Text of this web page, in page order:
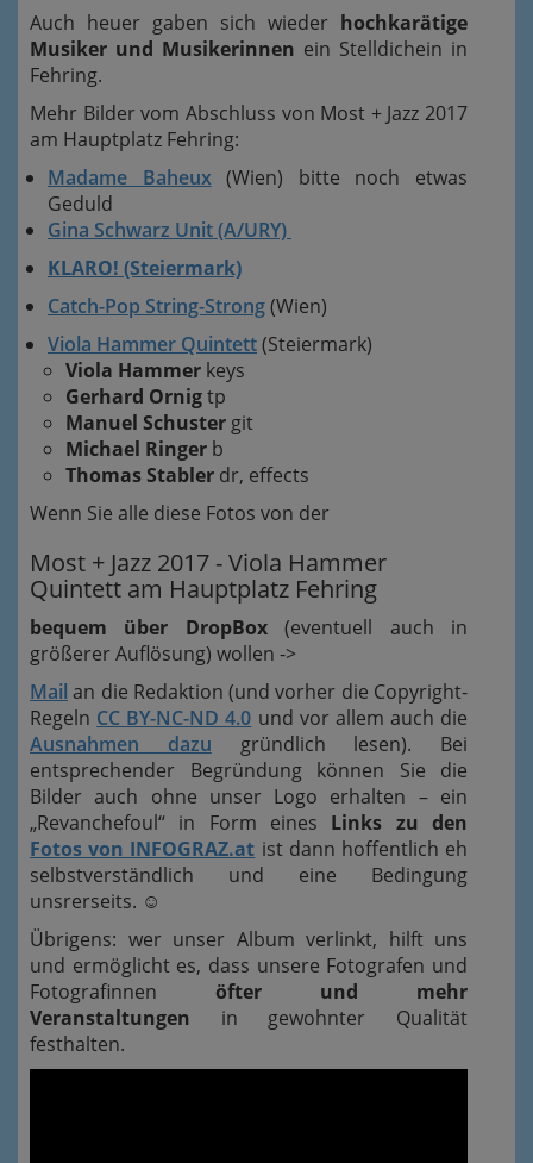
Auch heuer gaben sich wieder hochkarätige
Musiker und Musikerinnen ein Stelldichein in
Fehring.
Mehr Bilder vom Abschluss von Most + Jazz 2017
am Hauptplatz Fehring:
Madame Baheux(Wien) bitte noch etwas
Geduld
Gina Schwarz Unit (A/URY)
KLARO! (Steiermark)
Catch-Pop String-Strong(Wien)
Viola Hammer Quintett(Steiermark)
Viola Hammer keys
Gerhard Ornigtp
Manuel Schuster git
Michael Ringer b
Thomas Stabler dr, effects
Wenn Sie alle diese Fotos von der
Most + Jazz 2017 - Viola Hammer
Quintett am Hauptplatz Fehring
bequem über DropBox(eventuell auch in
größerer Auflösung) wollen ->
Mail an die Redaktion (und vorher die Copyright-
Regeln CC BY-NC-ND 4.0 und vor allem auch die
Ausnahmen dazu gründlich lesen). Bei
entsprechender Begründung können Sie die
Bilder auch ohne unser Logo erhalten – ein
„Revanchefoul“ in Form eines Links zu den
Fotos von INFOGRAZ.at ist dann hoffentlich eh
selbstverständlich und eine Bedingung
unsrerseits. ☺
Übrigens: wer unser Album verlinkt, hilft uns
und ermöglicht es, dass unsere Fotografen und
Fotografinnen öfter und mehr
Veranstaltungen in gewohnter Qualität
festhalten.